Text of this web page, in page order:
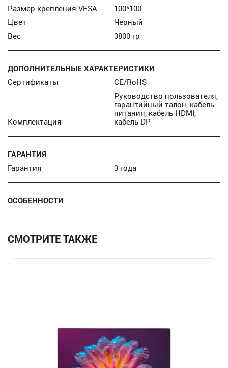
Размер крепления VESA
100*100
Цвет
Черный
Вес
3800 гр
ДОПОЛНИТЕЛЬНЫЕ ХАРАКТЕРИСТИКИ
Сертификаты
CE/RoHS
Комплектация
Руководство пользователя,
гарантийный талон, кабель
питания, кабель HDMI,
кабель DP
ГАРАНТИЯ
Гарантия
3 года
ОСОБЕННОСТИ
СМОТРИТЕ ТАКЖЕ